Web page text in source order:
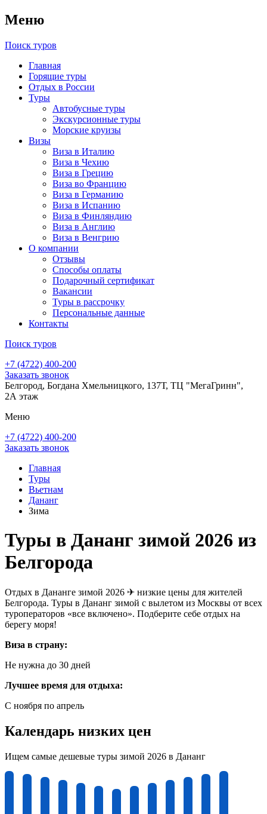
Меню
Поиск туров
Главная
Горящие туры
Отдых в России
Туры
Автобусные туры
Экскурсионные туры
Морские круизы
Визы
Виза в Италию
Виза в Чехию
Виза в Грецию
Виза во Францию
Виза в Германию
Виза в Испанию
Виза в Финляндию
Виза в Англию
Виза в Венгрию
О компании
Отзывы
Способы оплаты
Подарочный сертификат
Вакансии
Туры в рассрочку
Персональные данные
Контакты
Поиск туров
+7 (4722) 400-200
Заказать звонок
Белгород, Богдана Хмельницкого, 137Т, ТЦ "МегаГринн",
2А этаж
Меню
+7 (4722) 400-200
Заказать звонок
Главная
Туры
Вьетнам
Дананг
Зима
Туры в Дананг зимой 2026 из
Белгорода
Отдых в Дананге зимой 2026 ✈ низкие цены для жителей
Белгорода. Туры в Дананг зимой с вылетом из Москвы от всех
туроператоров «все включено». Подберите себе отдых на
берегу моря!
Виза в страну:
Не нужна до 30 дней
Лучшее время для отдыха:
С ноября по апрель
Календарь низких цен
Ищем самые дешевые туры зимой 2026 в Дананг